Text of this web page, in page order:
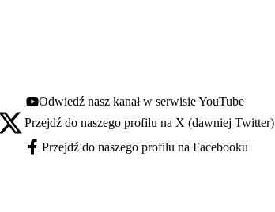
Youtube - otwiera się w nowej karcie
Odwiedź nasz kanał w serwisie YouTube
X - otwiera się w nowej karcie
Przejdź do naszego profilu na X (dawniej Twitter)
Facebook - otwiera się w nowej karcie
Przejdź do naszego profilu na Facebooku